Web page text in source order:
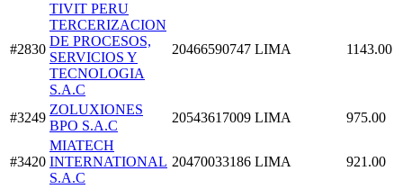
#2830
TIVIT PERU
TERCERIZACION
DE PROCESOS,
SERVICIOS Y
TECNOLOGIA
S.A.C
20466590747 LIMA 1143.00
#3249
ZOLUXIONES
BPO S.A.C
20543617009 LIMA 975.00
#3420
MIATECH
INTERNATIONAL
S.A.C
20470033186 LIMA 921.00